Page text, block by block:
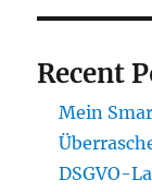
Recent
Mein
DSGVO-